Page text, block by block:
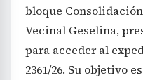
bloque
Vecinal Geselina,
para acceder al
2361/26. Su objetivo